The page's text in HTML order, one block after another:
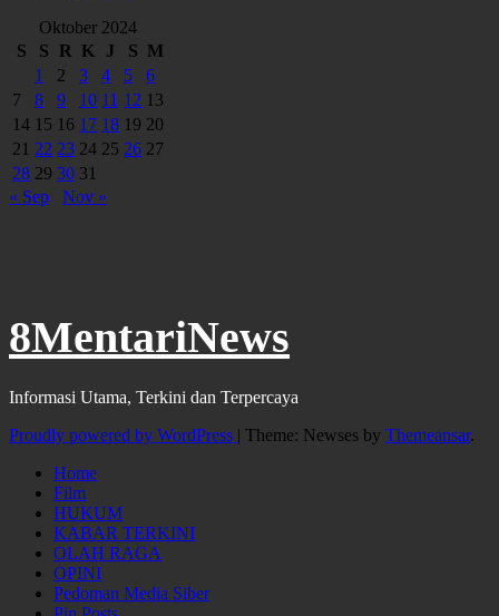
Oktober 2024
S
S R K J S M
1
2 3 4 5
6
7
8 9 10 11 12 13
14 15 16 17 18 19 20
21 22 23 24 25 26 27
28 29 30 31
« Sep
Nov »
8MentariNews
Informasi Utama, Terkini dan Terpercaya
Proudly powered by WordPress | Theme: Newses by Themeansar.
Home
Film
HUKUM
KABAR TERKINI
OLAH RAGA
OPINI
Pedoman Media Siber